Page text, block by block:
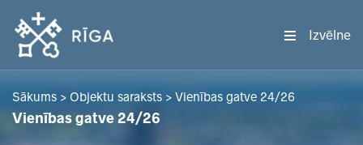
Izvēlne
Sākums > Objektu saraksts > Vienības gatve 24/26
Vienības gatve 24/26